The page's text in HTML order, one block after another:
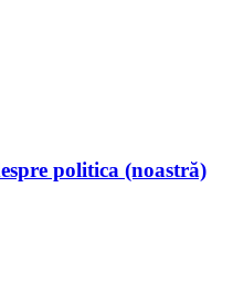
politica (noastră)